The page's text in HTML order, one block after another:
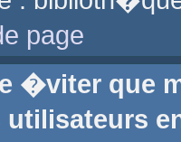
page
�viter que
utilisateurs